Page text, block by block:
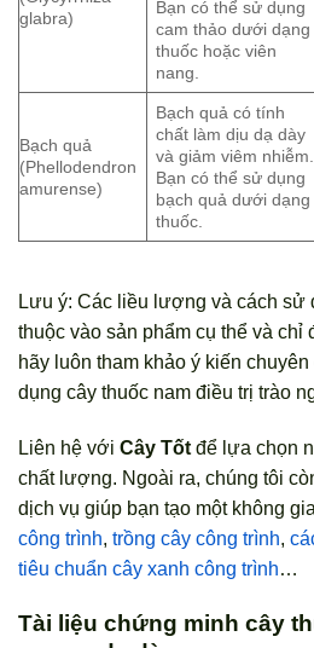
glabra)
Bạn có thể sử dụng
cam thảo dưới dạng
thuốc hoặc viên
nang.
Bạch quả
(Phellodendron
amurense)
Bạch quả có tính
chất làm dịu dạ dày
và giảm viêm nhiễm.
Bạn có thể sử dụng
bạch quả dưới dạng
thuốc.
Lưu ý: Các liều lượng và cách sử
thuộc vào sản phẩm cụ thể và chỉ
hãy luôn tham khảo ý kiến
dụng cây thuốc nam điều trị trào
Liên hệ với Cây Tốt để lựa chọn
chất lượng. Ngoài ra, chúng tôi
dịch vụ giúp bạn tạo một không
công trình, trồng cây công trình,
tiêu chuẩn cây xanh công trình…
Tài liệu chứng minh cây